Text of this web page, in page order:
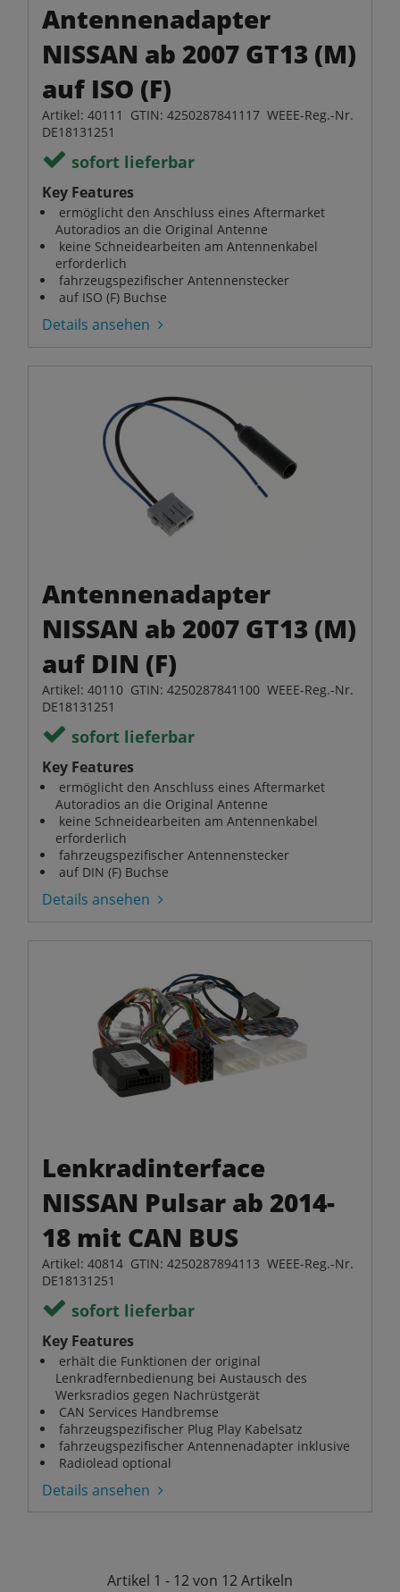
Antennenadapter
NISSAN ab 2007 GT13 (M)
auf ISO (F)
Artikel: 40111 GTIN: 4250287841117 WEEE-Reg.-Nr.
DE18131251
sofort lieferbar
Key Features
ermöglicht den Anschluss eines Aftermarket
Autoradios an die Original Antenne
keine Schneidearbeiten am Antennenkabel
erforderlich
fahrzeugspezifischer Antennenstecker
auf ISO (F) Buchse
Details ansehen
Antennenadapter
NISSAN ab 2007 GT13 (M)
auf DIN (F)
Artikel: 40110 GTIN: 4250287841100 WEEE-Reg.-Nr.
DE18131251
sofort lieferbar
Key Features
ermöglicht den Anschluss eines Aftermarket
Autoradios an die Original Antenne
keine Schneidearbeiten am Antennenkabel
erforderlich
fahrzeugspezifischer Antennenstecker
auf DIN (F) Buchse
Details ansehen
Lenkradinterface
NISSAN Pulsar ab 2014-
18 mit CAN BUS
Artikel: 40814 GTIN: 4250287894113 WEEE-Reg.-Nr.
DE18131251
sofort lieferbar
Key Features
erhält die Funktionen der original
Lenkradfernbedienung bei Austausch des
Werksradios gegen Nachrüstgerät
CAN Services Handbremse
fahrzeugspezifischer Plug Play Kabelsatz
fahrzeugspezifischer Antennenadapter inklusive
Radiolead optional
Details ansehen
Artikel 1 - 12 von 12Artikeln